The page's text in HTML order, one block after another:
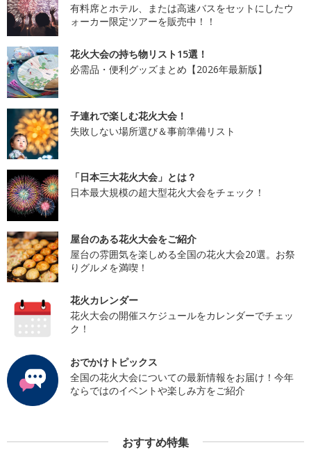
有料席とホテル、または高速バスをセットにしたウ
ォーカー限定ツアーを販売中！！
花火大会の持ち物リスト15選！
必需品・便利グッズまとめ【2026年最新版】
子連れで楽しむ花火大会！
失敗しない場所選び＆事前準備リスト
「日本三大花火大会」とは？
日本最大規模の超大型花火大会をチェック！
屋台のある花火大会をご紹介
屋台の雰囲気を楽しめる全国の花火大会20選。お祭
りグルメを満喫！
花火カレンダー
花火大会の開催スケジュールをカレンダーでチェッ
ク！
おでかけトピックス
全国の花火大会についての最新情報をお届け！今年
ならではのイベントや楽しみ方をご紹介
おすすめ特集